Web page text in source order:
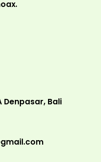
Denpasar, Bali